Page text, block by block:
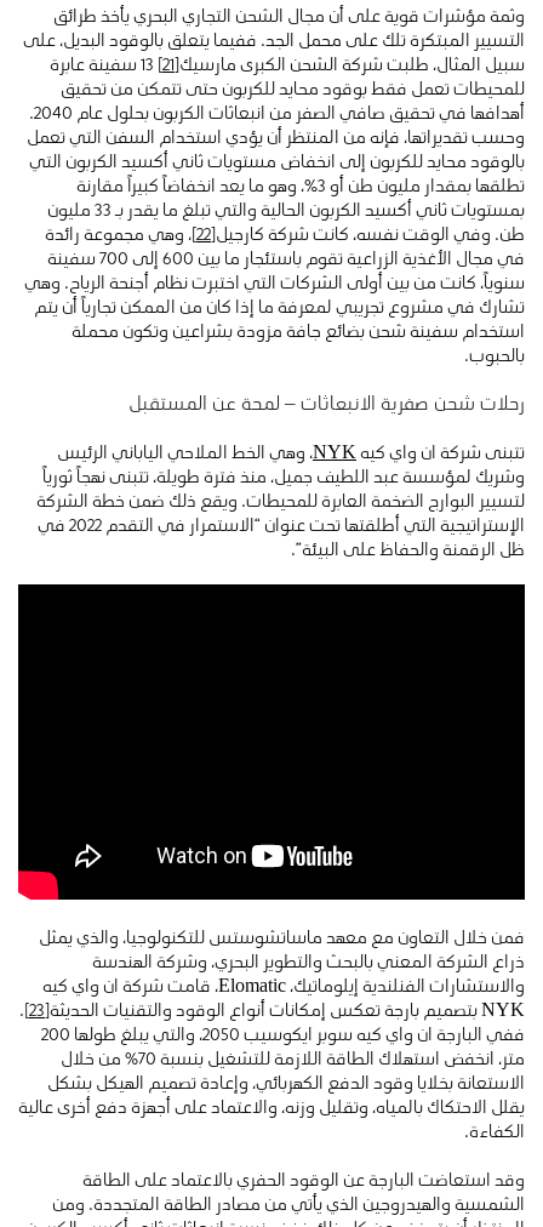
وثمة مؤشرات قوية على أن مجال الشحن التجاري البحري يأخذ طرائق
التسيير المبتكرة تلك على محمل الجد. ففيما يتعلق بالوقود البديل، على
سبيل المثال، طلبت شركة الشحن الكبرى مارسيك[21]
13 سفينة عابرة
للمحيطات تعمل فقط بوقود محايد للكربون حتى تتمكن من تحقيق
أهدافها في تحقيق صافي الصفر من انبعاثات الكربون بحلول عام 2040.
وحسب تقديراتها، فإنه من المنتظر أن يؤدي استخدام السفن التي تعمل
بالوقود محايد للكربون إلى انخفاض مستويات ثاني أكسيد الكربون التي
تطلقها بمقدار مليون طن أو 3٪، وهو ما يعد انخفاضاً كبيراً مقارنة
بمستويات ثاني أكسيد الكربون الحالية والتي تبلغ ما يقدر بـ 33 مليون
طن. وفي الوقت نفسه، كانت شركة كارجيل[22]
، وهي مجموعة رائدة
في مجال الأغذية الزراعية تقوم باستئجار ما بين 600 إلى 700 سفينة
سنوياً، كانت من بين أولى الشركات التي اختبرت نظام أجنحة الرياح. وهي
تشارك في مشروع تجريبي لمعرفة ما إذا كان من الممكن تجارياً أن يتم
استخدام سفينة شحن بضائع جافة مزودة بشراعين وتكون محملة
بالحبوب.
رحلات شحن صفرية الانبعاثات – لمحة عن المستقبل
تتبنى شركة ان واي كيهNYK، وهي الخط الملاحي الياباني الرئيس
وشريك لمؤسسة عبد اللطيف جميل، منذ فترة طويلة، تتبنى نهجاً ثورياً
لتسيير البوارج الضخمة العابرة للمحيطات. ويقع ذلك ضمن خطة الشركة
الإستراتيجية التي أطلقتها تحت عنوان “الاستمرار في التقدم 2022 في
ظل الرقمنة والحفاظ على البيئة”.
فمن خلال التعاون مع معهد ماساتشوستس للتكنولوجيا، والذي يمثل
ذراع الشركة المعني بالبحث والتطوير البحري، وشركة الهندسة
والاستشارات الفنلندية إيلوماتيك، Elomatic، قامت شركة ان واي كيه
NYK بتصميم بارجة تعكس إمكانات أنواع الوقود والتقنيات الحديثة
[23]
.
ففي البارجة ان واي كيه سوبر ايكوسيب 2050، والتي يبلغ طولها 200
متر، انخفض استهلاك الطاقة اللازمة للتشغيل بنسبة 70% من خلال
الاستعانة بخلايا وقود الدفع الكهربائي، وإعادة تصميم الهيكل بشكل
يقلل الاحتكاك بالمياه، وتقليل وزنه، والاعتماد على أجهزة دفع أخرى عالية
الكفاءة.
وقد استعاضت البارجة عن الوقود الحفري بالاعتماد على الطاقة
الشمسية والهيدروجين الذي يأتي من مصادر الطاقة المتجددة. ومن